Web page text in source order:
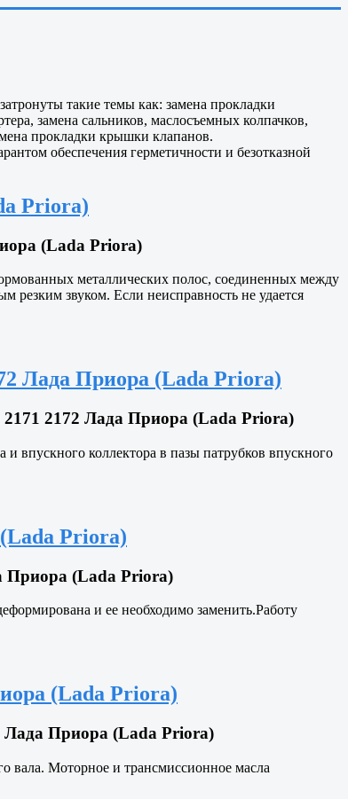
такие темы как: замена прокладки
замена сальников, маслосъемных колпачков,
прокладки крышки клапанов.
обеспечения герметичности и безотказной
Priora)
(Lada Priora)
металлических полос, соединенных между
резким звуком. Если неисправность не удается
Лада Приора (Lada Priora)
2171 2172 Лада Приора (Lada Priora)
впускного коллектора в пазы патрубков впускного
Priora)
Приора (Lada Priora)
и ее необходимо заменить.Работу
(Lada Priora)
Лада Приора (Lada Priora)
вала. Моторное и трансмиссионное масла